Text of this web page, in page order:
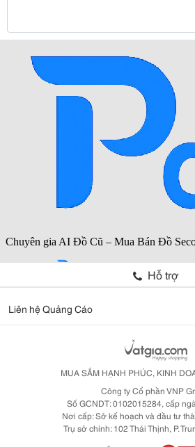
Hỗ trợ
Liên hệ Quảng Cáo
MUA SẮM HẠNH PHÚC, KINH
Công ty Cổ phần VNP
Số GCNDT: 0102015284, cấp
Nơi cấp: Sở kế hoạch và đầu tư
Trụ sở chính: 102 Thái Thịnh, P.